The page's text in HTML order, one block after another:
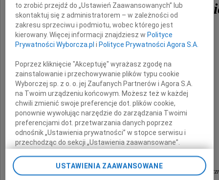
Krzysztofa
Kierownika Oddziału Klinicznego Onkologii
Rodzinie i Bliskim
składamy
wyrazy głębokiego współczucia
Zarząd Oddziału Polskiego Towarzystwa
to zrobić przejdź do „Ustawień Zaawansowanych” lub
skontaktuj się z administratorem – w zależności od
zakresu sprzeciwu i podmiotu, wobec którego jest
kierowany. Więcej informacji znajdziesz w Polityce
Prywatności Wyborcza.pl i Polityce Prywatności Agora S.A.
Poprzez kliknięcie "Akceptuję" wyrażasz zgodę na
zainstalowanie i przechowywanie plików typu cookie
Wyborczej sp. z o. o. jej Zaufanych Partnerów i Agora S.A.
na Twoim urządzeniu końcowym. Możesz też w każdej
chwili zmienić swoje preferencje dot. plików cookie,
ponownie wywołując narzędzie do zarządzania Twoimi
preferencjami dot. przetwarzania danych poprzez
odnośnik „Ustawienia prywatności” w stopce serwisu i
przechodząc do sekcji „Ustawienia zaawansowane”.
pomocą ustawień przeglądarki.
USTAWIENIA ZAAWANSOWANE